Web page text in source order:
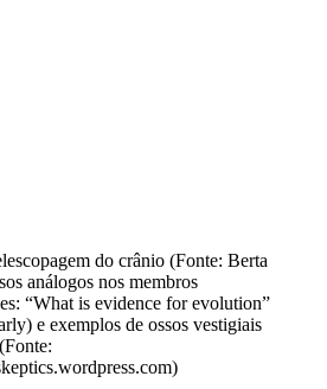
do crânio (Fonte: Berta
análogos nos membros
“What is evidence for evolution”
e exemplos de ossos vestigiais